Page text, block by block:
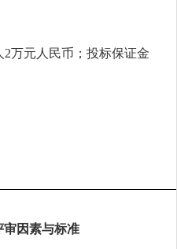
2万元人民币；投标保证金
审因素与标准